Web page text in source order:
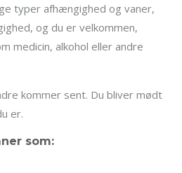
typer afhængighed og vaner,
og du er velkommen,
medicin, alkohol eller andre
kommer sent. Du bliver mødt
er.
som: